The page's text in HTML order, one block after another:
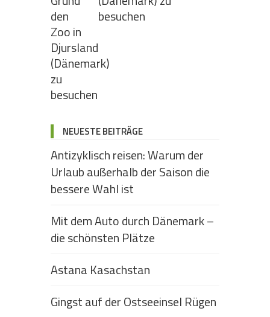
besuchen
NEUESTE BEITRÄGE
Antizyklisch reisen: Warum der
Urlaub außerhalb der Saison die
bessere Wahl ist
Mit dem Auto durch Dänemark –
die schönsten Plätze
Astana Kasachstan
Gingst auf der Ostseeinsel Rügen